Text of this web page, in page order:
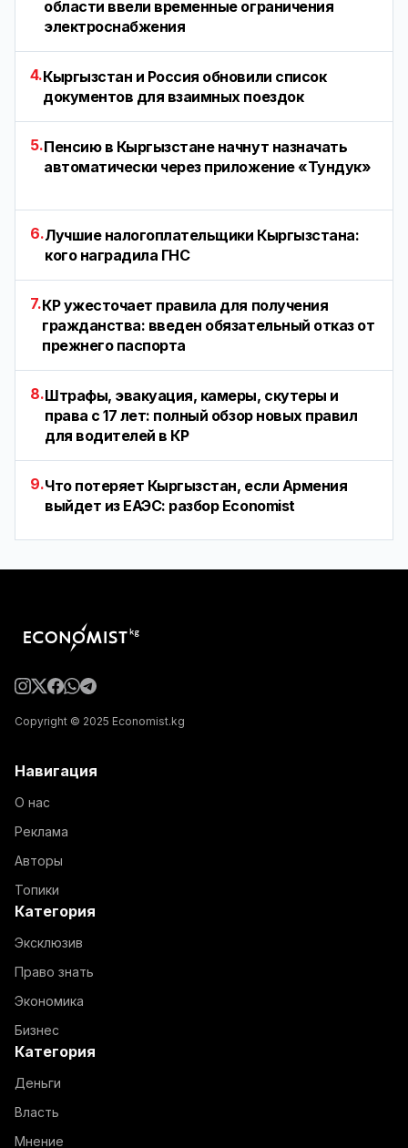
области ввели временные ограничения
электроснабжения
4.Кыргызстан и Россия обновили список
документов для взаимных поездок
5.Пенсию в Кыргызстане начнут назначать
автоматически через приложение «Тундук»
6.Лучшие налогоплательщики Кыргызстана:
кого наградила ГНС
7.КР ужесточает правила для получения
гражданства: введен обязательный отказ от
прежнего паспорта
8.Штрафы, эвакуация, камеры, скутеры и
права с 17 лет: полный обзор новых правил
для водителей в КР
9.Что потеряет Кыргызстан, если Армения
выйдет из ЕАЭС: разбор Economist
Copyright © 2025 Economist.kg
Навигация
О нас
Реклама
Авторы
Топики
Категория
Эксклюзив
Право знать
Экономика
Бизнес
Категория
Деньги
Власть
Мнение